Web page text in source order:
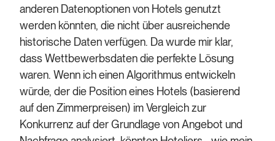
anderen Datenoptionen von Hotels genutzt
werden könnten, die nicht über ausreichende
historische Daten verfügen. Da wurde mir klar,
dass Wettbewerbsdaten die perfekte Lösung
waren. Wenn ich einen Algorithmus entwickeln
würde, der die Position eines Hotels (basierend
auf den Zimmerpreisen) im Vergleich zur
Konkurrenz auf der Grundlage von Angebot und